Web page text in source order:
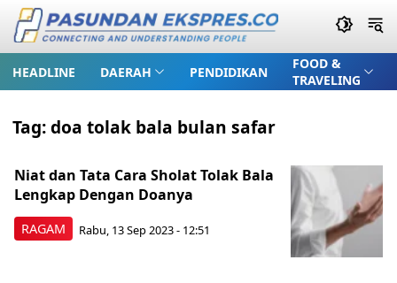
HEADLINE DAERAH PENDIDIKAN
FOOD &
TRAVELING
Tag:doa tolak bala bulan safar
RAGAM
Niat dan Tata Cara Sholat Tolak Bala
Lengkap Dengan Doanya
Rabu, 13 Sep 2023 - 12:51